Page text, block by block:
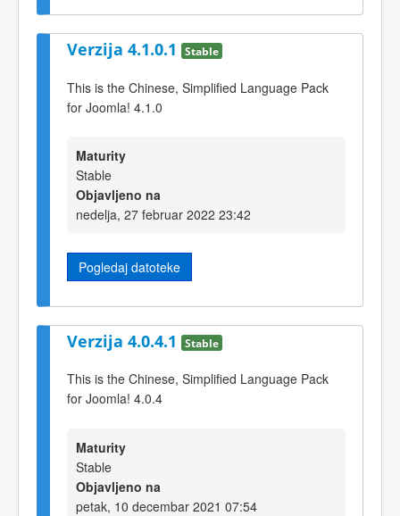
Verzija 4.1.0.1 Stable
This is the Chinese, Simplified Language Pack
for Joomla! 4.1.0
Maturity
Stable
Objavljeno na
nedelja, 27 februar 2022 23:42
Pogledaj datoteke
Verzija 4.0.4.1 Stable
This is the Chinese, Simplified Language Pack
for Joomla! 4.0.4
Maturity
Stable
Objavljeno na
petak, 10 decembar 2021 07:54